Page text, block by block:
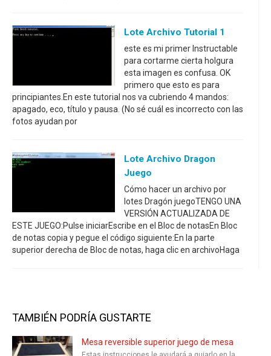
Lote Archivo Tutorial 1
este es mi primer Instructable
para cortarme cierta holgura
esta imagen es confusa. OK
primero que esto es para
principiantes.En este tutorial nos va cubriendo 4 mandos:
apagado, eco, título y pausa. (No sé cuál es incorrecto con las
fotos ayudan por
Lote Archivo Dragon
Juego
Cómo hacer un archivo por
lotes Dragón juegoTENGO UNA
VERSIÓN ACTUALIZADA DE
ESTE JUEGO:Pulse iniciarEscribe en el Bloc de notasEn Bloc
de notas copia y pegue el código siguiente:En la parte
superior derecha de Bloc de notas, haga clic en archivoHaga
TAMBIÉN PODRÍA GUSTARTE
Mesa reversible superior juego de mesa